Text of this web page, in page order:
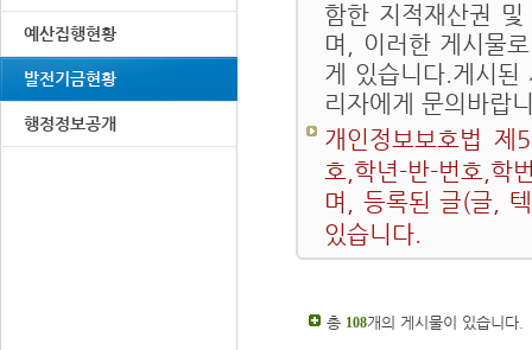
예산집행현황
발전기금현황
행정정보공개
함한 지적재산권
며, 이러한 게시물
게 있습니다.게시된
리자에게 문의바랍
개인정보보호법 제
호,학년-반-번호,학
며, 등록된 글(글,
있습니다.
총 108개의 게시물이 있습니다.